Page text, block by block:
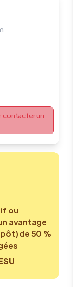
contacter un
ou
avantage
de 50 %